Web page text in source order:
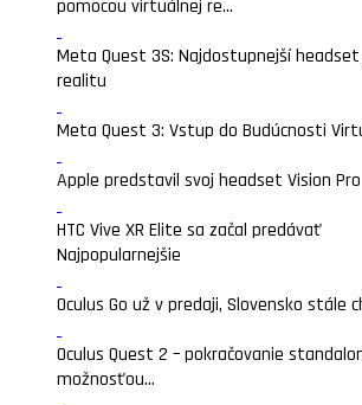
pomocou virtuálnej re...
Meta Quest 3S: Najdostupnejší
realitu
Meta Quest 3: Vstup do Budúcnosti
Apple predstavil svoj headset Vision Pro
HTC Vive XR Elite sa začal predávať
Najpopularnejšie
Oculus Go už v predaji, Slovensko stále
Oculus Quest 2 – pokračovanie
možnosťou...